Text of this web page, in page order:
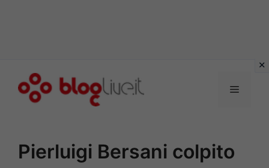
Menu
Pierluigi Bersani colpito